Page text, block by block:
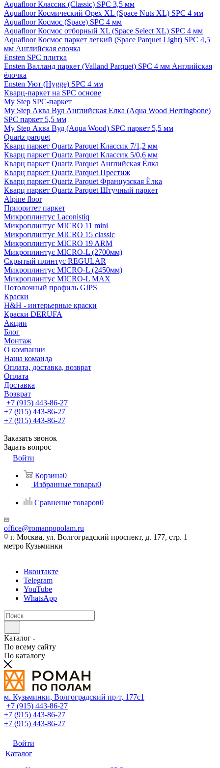
Aquafloor Классик (Classic) SPC 3,5 мм
Aquafloor Космический Орех XL (Space Nuts XL) SPC 4 мм
Aquafloor Космос (Space) SPC 4 мм
Aquafloor Космос отборный XL (Space Select XL) SPC 4 мм
Aquafloor Космос паркет легкий (Space Parquet Light) SPC 4,5
мм Английская елочка
Ensten SPC плитка
Ensten Валланд паркет (Valland Parquet) SPC 4 мм Английская
ёлочка
Ensten Уют (Hygge) SPC 4 мм
Кварц-паркет на SPC основе
My Step SPC-паркет
My Step Аква Вуд Английская Елка (Aqua Wood Herringbone)
SPC паркет 5,5 мм
My Step Аква Вуд (Aqua Wood) SPC паркет 5,5 мм
Quartz parquet
Кварц паркет Quartz Parquet Классик 7/1,2 мм
Кварц паркет Quartz Parquet Классик 5/0,6 мм
Кварц паркет Quartz Parquet Английская Ёлка
Кварц паркет Quartz Parquet Престиж
Кварц паркет Quartz Parquet Французская Ёлка
Кварц паркет Quartz Parquet Штучный паркет
Alpine floor
Приоритет паркет
Микроплинтус Laconistiq
Микроплинтус MICRO 11 mini
Микроплинтус MICRO 15 classic
Микроплинтус MICRO 19 ARM
Микроплинтус MICRO-L (2700мм)
Скрытый плинтус REGULAR
Микроплинтус MICRO-L (2450мм)
Микроплинтус MICRO-L MAX
Потолочный профиль GIPS
Краски
H&H - интерьерные краски
Краски DERUFA
Акции
Блог
Монтаж
О компании
Наша команда
Оплата, доставка, возврат
Оплата
Доставка
Возврат
+7 (915) 443-86-27
+7 (915) 443-86-27
+7 (915) 443-86-27
Заказать звонок
Задать вопрос
Войти
Корзина0
Избранные товары0
Сравнение товаров0
office@romanpopolam.ru
г. Москва, ул. Волгоградский проспект, д. 177, стр. 1
метро Кузьминки
Вконтакте
Telegram
YouTube
WhatsApp
Каталог
По всему сайту
По каталогу
м. Кузьминки, Волгоградский пр‑т, 177с1
+7 (915) 443-86-27
+7 (915) 443-86-27
+7 (915) 443-86-27
Войти
Каталог